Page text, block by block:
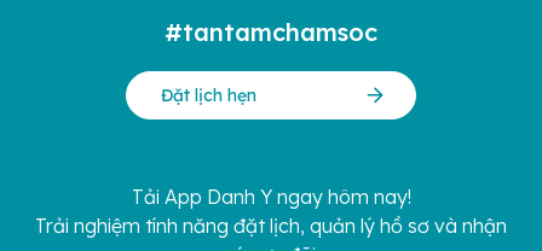
#tantamchamsoc
Đặt lịch hẹn
Tải App Danh Y ngay hôm nay!
Trải nghiệm tính năng đặt lịch, quản lý hồ sơ và nhận